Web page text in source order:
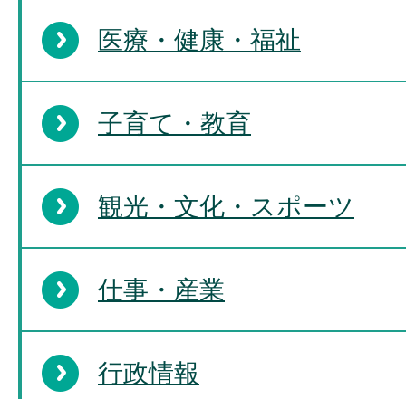
医療・健康・福祉
子育て・教育
観光・文化・スポーツ
仕事・産業
行政情報